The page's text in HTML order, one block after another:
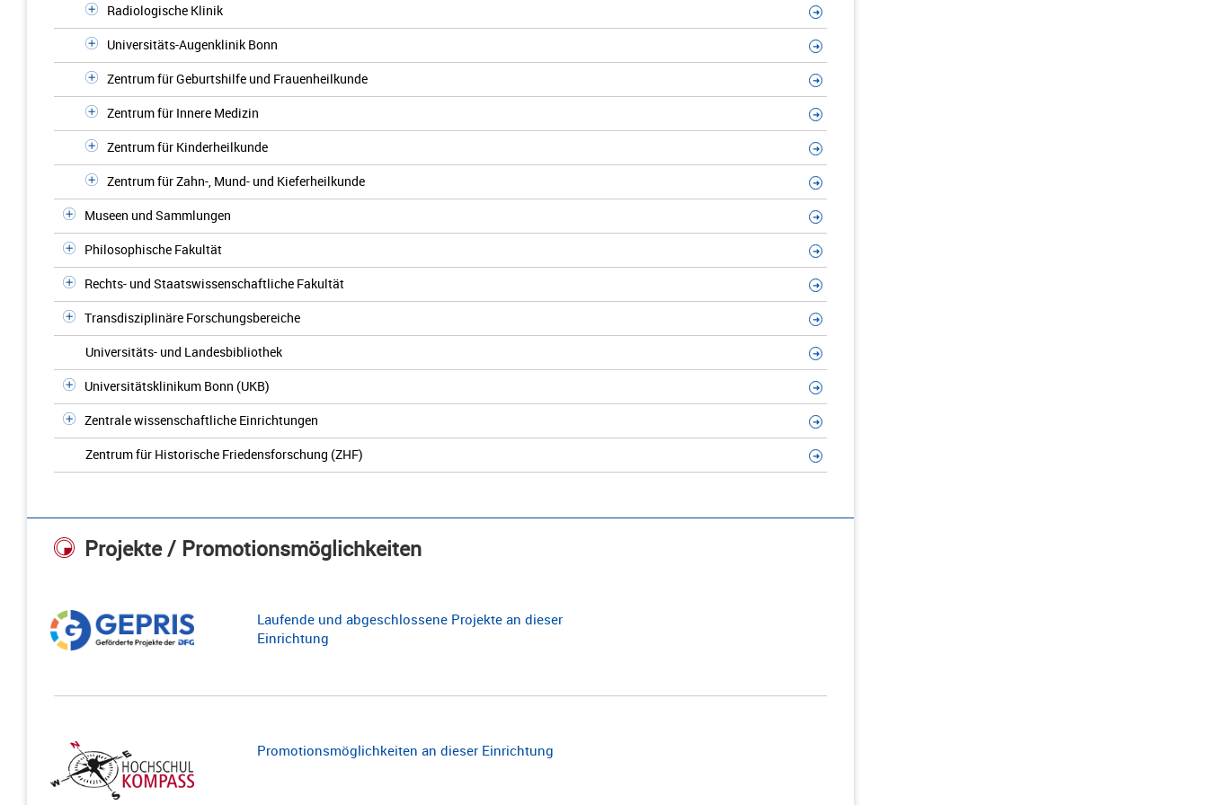
Radiologische Klinik
Universitäts-Augenklinik Bonn
Zentrum für Geburtshilfe und Frauenheilkunde
Zentrum für Innere Medizin
Zentrum für Kinderheilkunde
Zentrum für Zahn-, Mund- und Kieferheilkunde
Museen und Sammlungen
Philosophische Fakultät
Rechts- und Staatswissenschaftliche Fakultät
Transdisziplinäre Forschungsbereiche
Universitäts- und Landesbibliothek
Universitätsklinikum Bonn (UKB)
Zentrale wissenschaftliche Einrichtungen
Zentrum für Historische Friedensforschung (ZHF)
Projekte / Promotionsmöglichkeiten
Laufende und abgeschlossene Projekte an dieser
Einrichtung
Promotionsmöglichkeiten an dieser Einrichtung